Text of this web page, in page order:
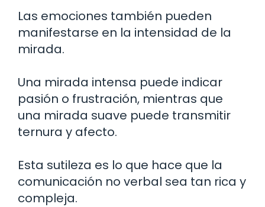
Las emociones también pueden
manifestarse en la intensidad de la
mirada.
Una mirada intensa puede indicar
pasión o frustración, mientras que
una mirada suave puede transmitir
ternura y afecto.
Esta sutileza es lo que hace que la
comunicación no verbal sea tan rica y
compleja.